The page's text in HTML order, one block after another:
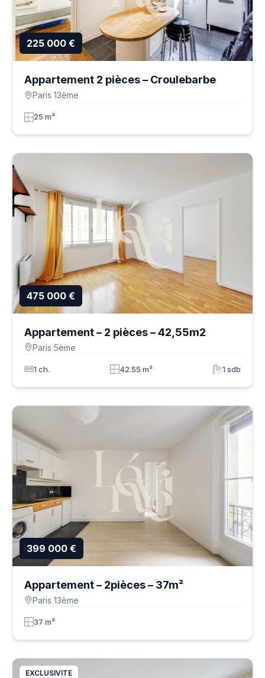
225 000 €
Appartement 2 pièces – Croulebarbe
Paris 13ème
25 m²
475 000 €
Appartement – 2 pièces – 42,55m2
Paris 5ème
1 ch. 42.55 m² 1 sdb
399 000 €
Appartement – 2pièces – 37m²
Paris 13ème
37 m²
EXCLUSIVITE